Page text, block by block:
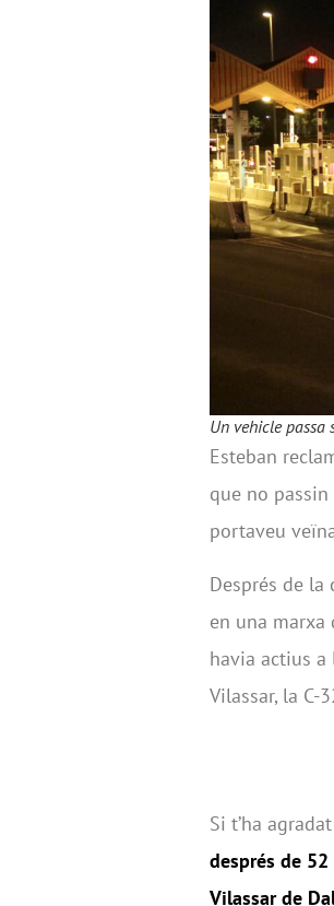
Un vehicle passa
Esteban
que no
portaveu
Després de la
en una
havia actius a
Vilassar, la C-
Si t’ha
després de 52
Vilassar de